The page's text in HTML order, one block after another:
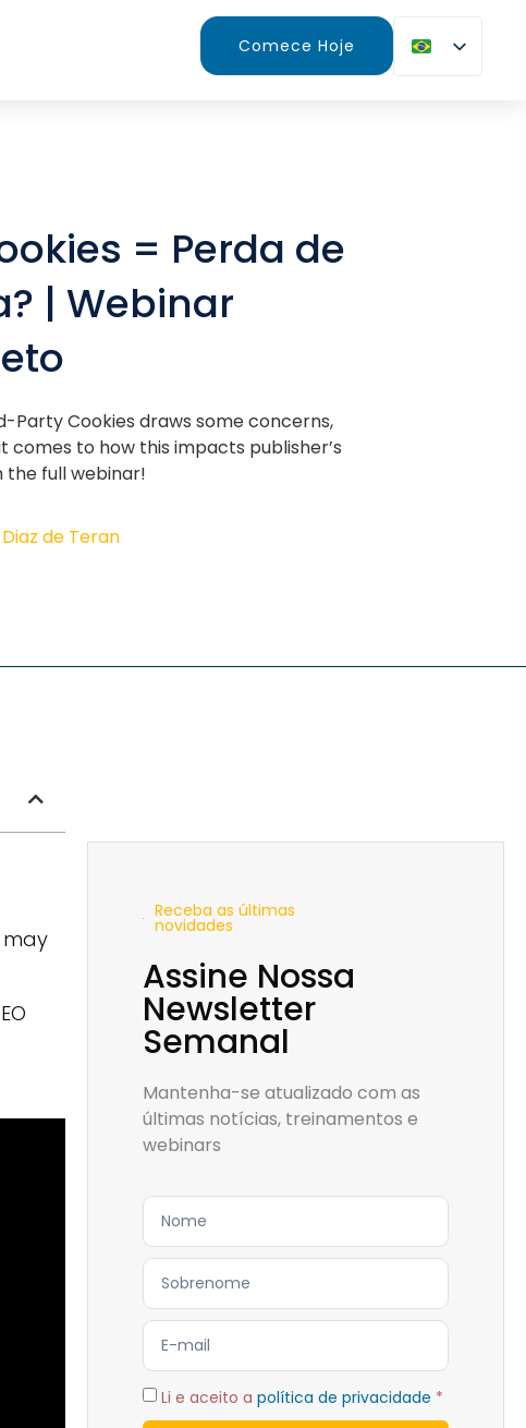
Comece Hoje
= Perda de
| Webinar
Party Cookies draws some concerns,
comes to how this impacts publisher’s
the full webinar!
de Teran
may
Receba as últimas
novidades
Assine Nossa
Newsletter
Semanal
Mantenha-se atualizado com as
últimas notícias, treinamentos e
webinars
Li e aceito a política de privacidade *